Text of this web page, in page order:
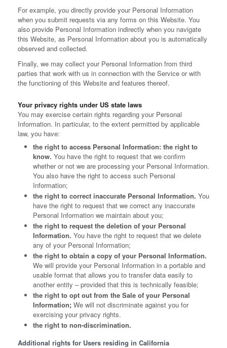
For example, you directly provide your Personal Information
when you submit requests via any forms on this Website. You
also provide Personal Information indirectly when you navigate
this Website, as Personal Information about you is automatically
observed and collected.
Finally, we may collect your Personal Information from third
parties that work with us in connection with the Service or with
the functioning of this Website and features thereof.
Your privacy rights under US state laws
You may exercise certain rights regarding your Personal
Information. In particular, to the extent permitted by applicable
law, you have:
the right to access Personal Information: the right to
know. You have the right to request that we confirm
whether or not we are processing your Personal Information.
You also have the right to access such Personal
Information;
the right to correct inaccurate Personal Information. You
have the right to request that we correct any inaccurate
Personal Information we maintain about you;
the right to request the deletion of your Personal
Information. You have the right to request that we delete
any of your Personal Information;
the right to obtain a copy of your Personal Information.
We will provide your Personal Information in a portable and
usable format that allows you to transfer data easily to
another entity – provided that this is technically feasible;
the right to opt out from the Sale of your Personal
Information; We will not discriminate against you for
exercising your privacy rights.
the right to non-discrimination.
Additional rights for Users residing in California